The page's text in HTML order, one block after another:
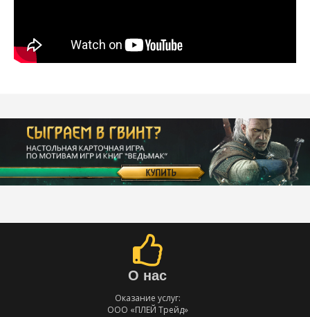
О нас
Оказание услуг:
ООО «ПЛЕЙ Трейд»